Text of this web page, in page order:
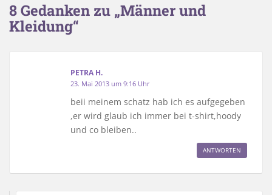
8 Gedanken zu „Männer und
Kleidung“
PETRA H.
23. Mai 2013 um 9:16 Uhr
beii meinem schatz hab ich es aufgegeben
,er wird glaub ich immer bei t-shirt,hoody
und co bleiben..
ANTWORTEN